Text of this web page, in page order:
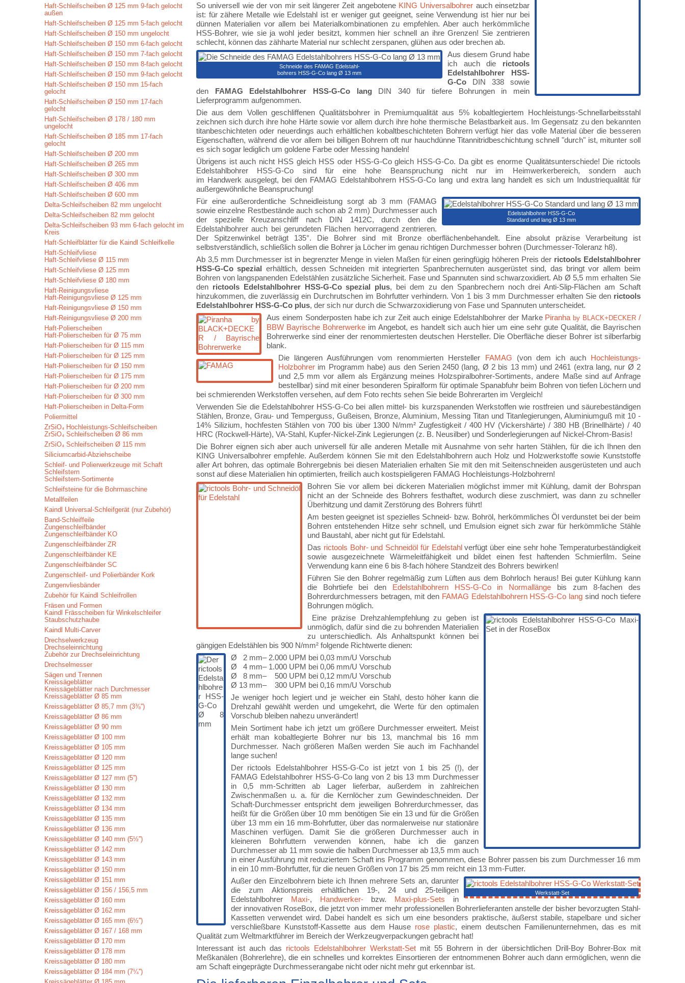
Haft-Schleifscheiben Ø 125 mm 9-fach gelocht
außen
Haft-Schleifscheiben Ø 125 mm 5-fach gelocht
Haft-Schleifscheiben Ø 150 mm ungelocht
Haft-Schleifscheiben Ø 150 mm 6-fach gelocht
Haft-Schleifscheiben Ø 150 mm 7-fach gelocht
Haft-Schleifscheiben Ø 150 mm 8-fach gelocht
Haft-Schleifscheiben Ø 150 mm 9-fach gelocht
Haft-Schleifscheiben Ø 150 mm 15-fach
gelocht
Haft-Schleifscheiben Ø 150 mm 17-fach
gelocht
Haft-Schleifscheiben Ø 178 / 180 mm
ungelocht
Haft-Schleifscheiben Ø 185 mm 17-fach
gelocht
Haft-Schleifscheiben Ø 200 mm
Haft-Schleifscheiben Ø 265 mm
Haft-Schleifscheiben Ø 300 mm
Haft-Schleifscheiben Ø 406 mm
Haft-Schleifscheiben Ø 600 mm
Delta-Schleifscheiben 82 mm ungelocht
Delta-Schleifscheiben 82 mm gelocht
Delta-Schleifscheiben 93 mm 6-fach gelocht im
Kreis
Haft-Schleifblätter für die Kaindl Schleifkelle
Haft-Schleifvliese
Haft-Schleifvliese Ø 115 mm
Haft-Schleifvliese Ø 125 mm
Haft-Schleifvliese Ø 180 mm
Haft-Reinigungsvliese
Haft-Reinigungsvliese Ø 125 mm
Haft-Reinigungsvliese Ø 150 mm
Haft-Reinigungsvliese Ø 200 mm
Haft-Polierscheiben
Haft-Polierscheiben für Ø 75 mm
Haft-Polierscheiben für Ø 115 mm
Haft-Polierscheiben für Ø 125 mm
Haft-Polierscheiben für Ø 150 mm
Haft-Polierscheiben für Ø 175 mm
Haft-Polierscheiben für Ø 200 mm
Haft-Polierscheiben für Ø 300 mm
Haft-Polierscheiben in Delta-Form
Poliermittel
ZrSiO₄ Hochleistungs-Schleifscheiben
ZrSiO₄ Schleifscheiben Ø 86 mm
ZrSiO₄ Schleifscheiben Ø 115 mm
Siliciumcarbid-Abziehscheibe
Schleif- und Polierwerkzeuge mit Schaft
Schleifstern
Schleifstern-Sortimente
Schleifsteine für die Bohrmaschine
Metallfeilen
Kaindl Universal-Schleifgerät (nur Zubehör)
Band-Schleiffeile
Zungenschleifbänder
Zungenschleifbänder KO
Zungenschleifbänder ZR
Zungenschleifbänder KE
Zungenschleifbänder SC
Zungenschleif- und Polierbänder Kork
Zungenvliesbänder
Zubehör für Kaindl Schleifrollen
Fräsen und Formen
Kaindl Frässcheiben für Winkelschleifer
Staubschutzhaube
Kaindl Multi-Carver
Drechselwerkzeug
Drechseleinrichtung
Zubehör zur Drechseleinrichtung
Drechselmesser
Sägen und Trennen
Kreissägeblätter
Kreissägeblätter nach Durchmesser
Kreissägeblätter Ø 85 mm
Kreissägeblätter Ø 85,7 mm (3⅜'')
Kreissägeblätter Ø 86 mm
Kreissägeblätter Ø 90 mm
Kreissägeblätter Ø 100 mm
Kreissägeblätter Ø 105 mm
Kreissägeblätter Ø 120 mm
Kreissägeblätter Ø 125 mm
Kreissägeblätter Ø 127 mm (5'')
Kreissägeblätter Ø 130 mm
Kreissägeblätter Ø 132 mm
Kreissägeblätter Ø 134 mm
Kreissägeblätter Ø 135 mm
Kreissägeblätter Ø 136 mm
Kreissägeblätter Ø 140 mm (5½'')
Kreissägeblätter Ø 142 mm
Kreissägeblätter Ø 143 mm
Kreissägeblätter Ø 150 mm
Kreissägeblätter Ø 151 mm
Kreissägeblätter Ø 156 / 156,5 mm
Kreissägeblätter Ø 160 mm
Kreissägeblätter Ø 162 mm
Kreissägeblätter Ø 165 mm (6½'')
Kreissägeblätter Ø 167 / 168 mm
Kreissägeblätter Ø 170 mm
Kreissägeblätter Ø 178 mm
Kreissägeblätter Ø 180 mm
Kreissägeblätter Ø 184 mm (7¼'')
So universell wie der von mir seit längerer Zeit angebotene KING Universalbohrer auch einsetzbar
ist: für zähere Metalle wie Edelstahl ist er weniger gut geeignet, seine Verwendung ist hier nur bei
dünnen Materialien vor allem bei Materialkombinationen zu empfehlen. Aber auch herkömmliche
HSS-Bohrer, wie sie ja wohl jeder besitzt, kommen hier schnell an ihre Grenzen! Sie zentrieren
schlecht, können das zähharte Material nur schlecht zerspanen, glühen aus oder brechen ab.
Schneide des FAMAG Edelstahl-
bohrers HSS-G-Co lang Ø 13 mm
Aus diesem Grund habe
ich auch die rictools
Edelstahlbohrer HSS-
G-Co DIN 338 sowie
den FAMAG Edelstahlbohrer HSS-G-Co langDIN 340 für tiefere Bohrungen in mein
Lieferprogramm aufgenommen.
Die aus dem Vollen geschliffenen Qualitätsbohrer in Premiumqualität aus 5% kobaltlegiertem Hochleistungs-Schnellarbeitsstahl
zeichnen sich durch ihre hohe Härte sowie vor allem durch ihre hohe thermische Belastbarkeit aus. Im Gegensatz zu den bekannten
titanbeschichteten oder neuerdings auch erhältlichen kobaltbeschichteten Bohrern verfügt hier das volle Material über die besseren
Eigenschaften, während die vor allem bei billigen Bohrern oft nur hauchdünne Titannitridbeschichtung schnell "durch" ist, mitunter soll
es sich sogar lediglich um goldene Farbe oder Messing handeln!
Übrigens ist auch nicht HSS gleich HSS oder HSS-G-Co gleich HSS-G-Co. Da gibt es enorme Qualitätsunterschiede! Die rictools
Edelstahlbohrer HSS-G-Co sind für eine hohe Beanspruchung nicht nur im Heimwerkerbereich, sondern auch
im Handwerk ausgelegt, bei den FAMAG Edelstahlbohrern HSS-G-Co lang und extra lang handelt es sich um Industriequalität für
außergewöhnliche Beanspruchung!
Edelstahlbohrer HSS-G-Co
Standard und lang Ø 13 mm
Für eine außerordentliche Schneidleistung sorgt ab 3 mm (FAMAG
sowie einzelne Restbestände auch schon ab 2 mm) Durchmesser auch
der spezielle Kreuzanschliff nach DIN 1412C, durch den die
Edelstahlbohrer auch bei gerundeten Flächen hervorragend zentrieren.
Der Spitzenwinkel beträgt 135°. Die Bohrer sind mit Bronze oberflächenbehandelt. Eine absolut präzise Verarbeitung ist
selbstverständlich, schließlich sollen die Bohrer ja Löcher im genau richtigen Durchmesser bohren (Durchmesser-Toleranz h8).
Ab 3,5 mm Durchmesser ist in begrenzter Menge in vielen Maßen für einen geringfügig höheren Preis der rictools Edelstahlbohrer
HSS-G-Co spezial erhältlich, dessen Schneiden mit integrierten Spanbrechernuten ausgerüstet sind, das bringt vor allem beim
Bohren von langspanenden Edelstählen zusätzliche Sicherheit. Fase und Spannuten sind schwarzoxidiert. Ab Ø 5,5 mm erhalten Sie
den rictools Edelstahlbohrer HSS-G-Co spezial plus, bei dem zu den Spanbrechern noch drei Anti-Slip-Flächen am Schaft
hinzukommen, die zuverlässig ein Durchrutschen im Bohrfutter verhindern. Von 1 bis 3 mm Durchmesser erhalten Sie den rictools
Edelstahlbohrer HSS-G-Co plus, der sich nur durch die Schwarzoxidierung von Fase und Spannuten unterscheidet.
Aus einem Sonderposten habe ich zur Zeit auch einige Edelstahlbohrer der Marke Piranhaby BLACK+DECKER /
BBW Bayrische Bohrerwerkeim Angebot, es handelt sich auch hier um eine sehr gute Qualität, die Bayrischen
Bohrerwerke sind einer der renommiertesten deutschen Hersteller. Die Oberfläche dieser Bohrer ist silberfarbig
blank.
Die längeren Ausführungen vom renommierten Hersteller FAMAG (von dem ich auch Hochleistungs-
Holzbohrer im Programm habe) aus den Serien 2450 (lang, Ø 2 bis 13 mm) und 2461 (extra lang, nur Ø 2
und 2,5 mm vor allem als Ergänzung meines Holzspiralbohrer-Sortiments, andere Maße sind auf Anfrage
bestellbar) sind mit einer besonderen Spiralform für optimale Spanabfuhr beim Bohren von tiefen Löchern und
bei schmierenden Werkstoffen versehen, auf dem Foto rechts sehen Sie beide Bohrerarten im Vergleich!
Verwenden Sie die Edelstahlbohrer HSS-G-Co bei allen mittel- bis kurzspanenden Werkstoffen wie rostfreien und säurebeständigen
Stählen, Bronze, Grau- und Temperguss, Gußeisen, Bronze, Aluminium, Messing Titan und Titanlegierungen, Aluminiumguß mit 10 -
14% Silizium, hochfesten Stählen von 700 bis über 1300 N/mm² Zugfestigkeit / 400 HV (Vickershärte) / 380 HB (Brinellhärte) / 40
HRC (Rockwell-Härte), VA-Stahl, Kupfer-Nickel-Zink Legierungen (z. B. Neusilber) und Sonderlegierungen auf Nickel-Chrom-Basis!
Die Bohrer eignen sich aber auch universell für alle anderen Metalle mit Ausnahme von sehr harten Stählen, für die ich Ihnen den
KING Universalbohrer empfehle. Außerdem können Sie mit den Edelstahlbohrern auch Holz und Holzwerkstoffe sowie Kunststoffe
aller Art bohren, das optimale Bohrergebnis bei diesen Materialien erhalten Sie mit den mit Seitenschneiden ausgerüsteten und auch
sonst auf diese Materialien hin optimierten, freilich auch kostspieligeren FAMAG Hochleistungs-Holzbohrern!
Bohren Sie vor allem bei dickeren Materialien möglichst immer mit Kühlung, damit der Bohrspan
nicht an der Schneide des Bohrers festhaftet, wodurch diese zuschmiert, was dann zu schneller
Überhitzung und damit Zerstörung des Bohrers führt!
Am besten geeignet ist spezielles Schneid- bzw. Bohröl, herkömmliches Öl verdunstet bei der beim
Bohren entstehenden Hitze sehr schnell, und Emulsion eignet sich zwar für herkömmliche Stähle
und Baustahl, aber nicht gut für Edelstahl.
Das rictools Bohr- und Schneidöl für Edelstahlverfügt über eine sehr hohe Temperaturbeständigkeit
sowie ausgezeichnete Wärmeleitfähigkeit und bildet einen fest haftenden Schmierfilm. Seine
Verwendung kann eine 6 bis 8-fach höhere Standzeit des Bohrers bewirken!
Führen Sie den Bohrer regelmäßig zum Lüften aus dem Bohrloch heraus! Bei guter Kühlung kann
die Bohrtiefe bei den Edelstahlbohrern HSS-G-Co in Normallänge bis zum 8-fachen des
Bohrerdurchmessers betragen, mit den FAMAG Edelstahlbohrern HSS-G-Co lang sind noch tiefere
Bohrungen möglich.
Eine präzise Drehzahlempfehlung zu geben ist
unmöglich, dafür sind die zu bohrenden Materialien
zu unterschiedlich. Als Anhaltspunkt können bei
gängigen Edelstählen bis 900 N/mm² folgende Richtwerte dienen:
Ø 2 mm– 2.000 UPM bei 0,03 mm/U Vorschub
Ø 4 mm– 1.000 UPM bei 0,06 mm/U Vorschub
Ø 8 mm– 500 UPM bei 0,12 mm/U Vorschub
Ø 13 mm– 300 UPM bei 0,16 mm/U Vorschub
Je weniger hoch legiert und je weicher ein Stahl, desto höher kann die
Drehzahl gewählt werden und umgekehrt, die Werte für den optimalen
Vorschub bleiben nahezu unverändert!
Mein Sortiment habe ich jetzt um größere Durchmesser erweitert. Meist
erhält man kobaltlegierte Bohrer nur bis 13, manchmal bis 16 mm
Durchmesser. Nach größeren Maßen werden Sie auch im Fachhandel
lange suchen!
Der rictools Edelstahlbohrer HSS-G-Co ist jetzt von 1 bis 25 (!), der
FAMAG Edelstahlbohrer HSS-G-Co lang von 2 bis 13 mm Durchmesser
in 0,5 mm-Schritten ab Lager lieferbar, außerdem in zahlreichen
Zwischenmaßen u. a. für die Kernlöcher zum Gewindeschneiden. Der
Schaft-Durchmesser entspricht dem jeweiligen Bohrerdurchmesser, das
heißt für die Größen über 10 mm benötigen Sie ein 13 und für die Größen
über 13 mm ein 16 mm-Bohrfutter, über das normalerweise nur stationäre
Maschinen verfügen. Damit Sie die größeren Durchmesser auch in
kleineren Bohrfuttern verwenden können, habe ich die ganzen
Durchmesser ab 11 mm sowie die halben Durchmesser ab 13,5 mm auch
in einer Ausführung mit reduziertem Schaft ins Programm genommen, diese Bohrer passen bis zum Durchmesser 16 mm
in ein 10 mm-Bohrfutter, für die neuen Größen von 17 bis 25 mm reicht ein 13 mm-Futter.
Werkstatt-Set
Außer den Einzelbohrern biete ich Ihnen mehrere Sets an, darunter
die zum Aktionspreis erhältlichen 19-, 24 und 25-teiligen
Edelstahlbohrer Maxi-, Handwerker-bzw. Maxi-plus-Sets in
der innovativen RoseBox, die jetzt von immer mehr professionellen Bohrerlieferanten anstelle der bisher bevorzugten Stahl-
Kassetten verwendet wird. Dabei handelt es sich um eine besonders praktische, äußerst stabile, stapelbare und sicher
verschließbare Kunststoff-Kassette aus dem Hause rose plastic, einem deutschen Familienunternehmen, das es mit
Qualität zum Weltmarktführer im Bereich der Werkzeugverpackungen gebracht hat!
Interessant ist auch das rictools Edelstahlbohrer Werkstatt-Set mit 55 Bohrern in der übersichtlichen Drill-Boy Bohrer-Box mit
Meßkanälen (Bohrerlehre), die ein schnelles und korrektes Einsortieren der entnommenen Bohrer auch dann ermöglichen, wenn die
am Schaft eingeprägte Durchmesserangabe nicht oder nicht mehr gut erkennbar ist.